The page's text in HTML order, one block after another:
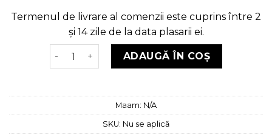
Termenul de livrare al comenzii este cuprins între 2
și 14 zile de la data plasarii ei.
Cantitate Bluză BODA MWL010
ADAUGĂ ÎN COȘ
Maam: N/A
SKU: Nu se aplică